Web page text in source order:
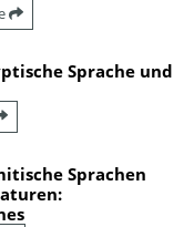
Sprache und
Sprachen